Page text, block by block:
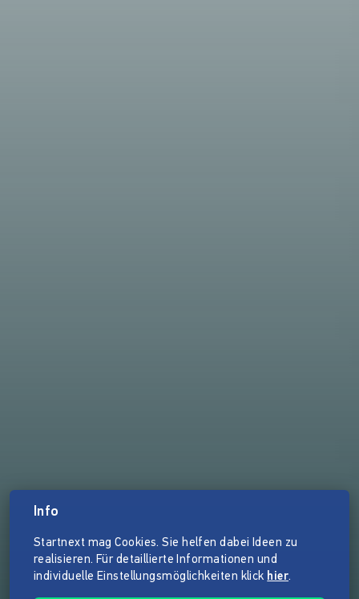
Info
Startnext mag Cookies. Sie helfen dabei Ideen zu
realisieren. Für detaillierte Informationen und
individuelle Einstellungsmöglichkeiten klick hier.